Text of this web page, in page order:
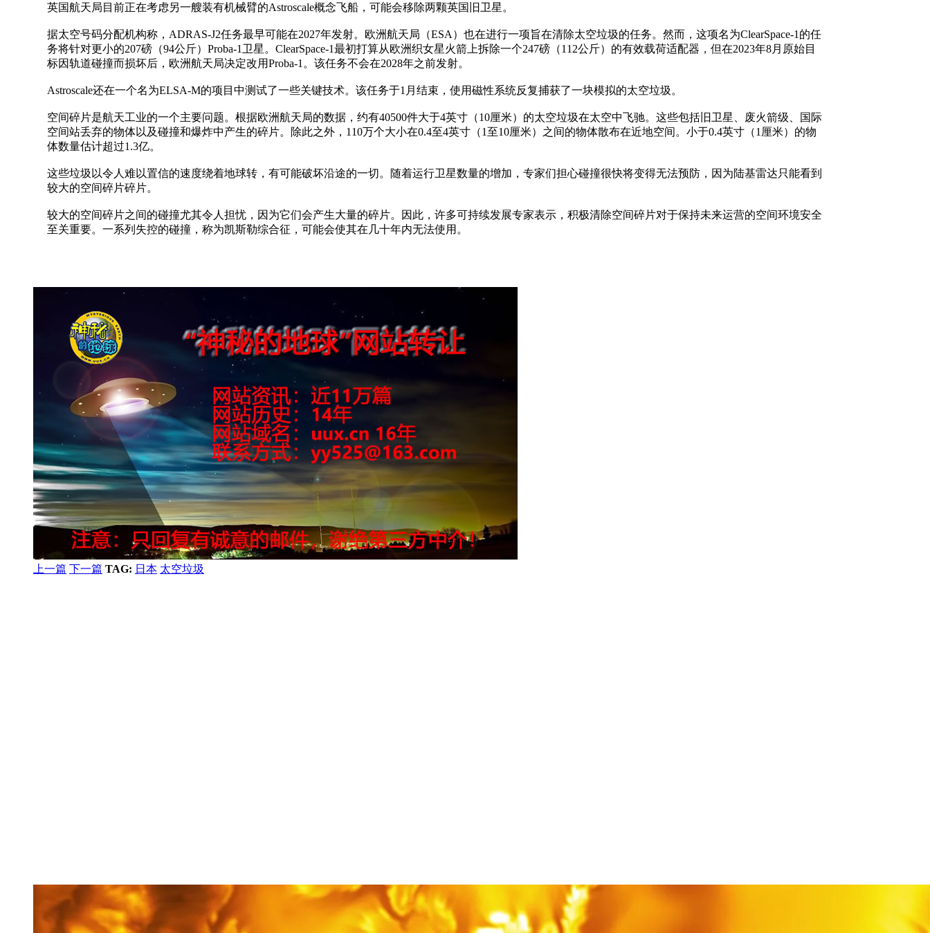
英国航天局目前正在考虑另一艘装有机械臂的Astroscale概念飞船，可能会移除两颗英国旧卫星。
据太空号码分配机构称，ADRAS-J2任务最早可能在2027年发射。欧洲航天局（ESA）也在进行一项旨在清除太空垃圾的任务。然而，这项名为ClearSpace-1的任
务将针对更小的207磅（94公斤）Proba-1卫星。ClearSpace-1最初打算从欧洲织女星火箭上拆除一个247磅（112公斤）的有效载荷适配器，但在2023年8月原始目
标因轨道碰撞而损坏后，欧洲航天局决定改用Proba-1。该任务不会在2028年之前发射。
Astroscale还在一个名为ELSA-M的项目中测试了一些关键技术。该任务于1月结束，使用磁性系统反复捕获了一块模拟的太空垃圾。
空间碎片是航天工业的一个主要问题。根据欧洲航天局的数据，约有40500件大于4英寸（10厘米）的太空垃圾在太空中飞驰。这些包括旧卫星、废火箭级、国际
空间站丢弃的物体以及碰撞和爆炸中产生的碎片。除此之外，110万个大小在0.4至4英寸（1至10厘米）之间的物体散布在近地空间。小于0.4英寸（1厘米）的物
体数量估计超过1.3亿。
这些垃圾以令人难以置信的速度绕着地球转，有可能破坏沿途的一切。随着运行卫星数量的增加，专家们担心碰撞很快将变得无法预防，因为陆基雷达只能看到
较大的空间碎片碎片。
较大的空间碎片之间的碰撞尤其令人担忧，因为它们会产生大量的碎片。因此，许多可持续发展专家表示，积极清除空间碎片对于保持未来运营的空间环境安全
至关重要。一系列失控的碰撞，称为凯斯勒综合征，可能会使其在几十年内无法使用。
上一篇 下一篇 TAG: 日本 太空垃圾